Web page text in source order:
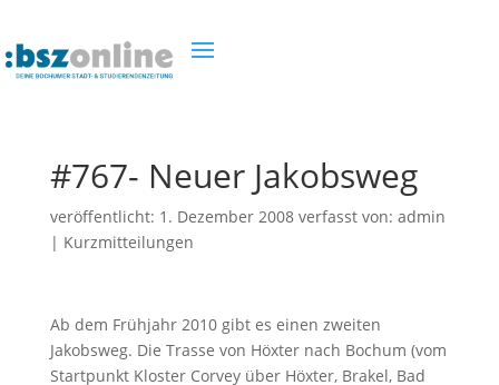
#767- Neuer Jakobsweg
veröffentlicht: 1. Dezember 2008verfasst von: admin
| Kurzmitteilungen
Ab dem Frühjahr 2010 gibt es einen zweiten
Jakobsweg. Die Trasse von Höxter nach Bochum (vom
Startpunkt Kloster Corvey über Höxter, Brakel, Bad